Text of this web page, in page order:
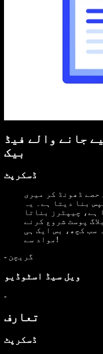
جانے والے فیڈ
بیک
ڈسکرپٹ
حصے ڈھونڈ کر میری
بنا دیتا ہے۔ یہ
ہے، چیپٹرز بناتا
پوسٹ شروع کرنے
سب کچھ، بس ایک ہی
مواد سے!
- گریچن
ویل سیڈ اسٹوڈیو
-
تعارف
ڈسکرپٹ